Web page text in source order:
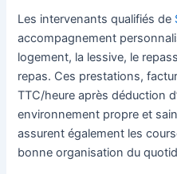
Les intervenants qualifiés de
accompagnement
logement, la lessive, le
repas. Ces prestations,
TTC/heure après déduction
environnement propre et
assurent également les
bonne organisation du